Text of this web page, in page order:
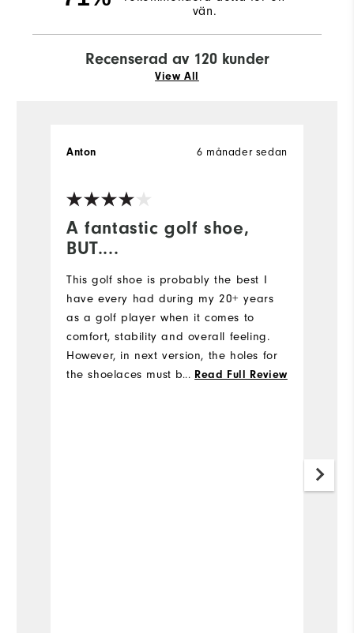
vän.
Recenserad av 120 kunder
View All
A fantastic golf shoe,
BUT....
6 månader sedan
Anton
This golf shoe is probably the best I
have every had during my 20+ years
as a golf player when it comes to
comfort, stability and overall feeling.
However, in next version, the holes for
the shoelaces must be made of metal
... Read Full Review